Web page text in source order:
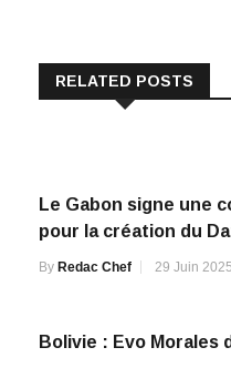
RELATED POSTS
Le Gabon signe une
pour la création du
By Redac Chef 29 Juin 2025
Bolivie : Evo Morales